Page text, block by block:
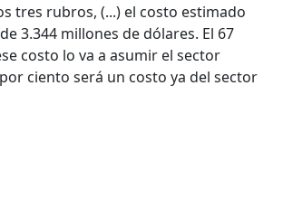
tres rubros, (...) el costo estimado
3.344 millones de dólares. El 67
costo lo va a asumir el sector
ciento será un costo ya del sector